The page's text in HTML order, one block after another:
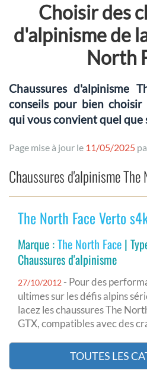
Choisir des
d'alpinisme de
North
Chaussures d'alpinisme
conseils pour bien
qui vous convient quel
Page mise à jour le 11/05/2025
Chaussures d'alpinisme The
The North Face Verto
Marque :The North Face |
Chaussures d'alpinisme
27/10/2012 - Pour des
ultimes sur les défis alpins
lacez les chaussures The
GTX, compatibles avec des
TOUTES LES